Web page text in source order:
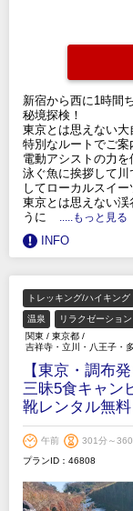
新宿から西に1時間
秘境探検！
東京とは思えない
特別なルートでご案
電動アシストの力
泳ぐ魚に挨拶して
してローカルスイー
東京とは思えない
うに
.....もっと見る
INFO
トレッキング/ハイキング
温泉
リラクゼーショ
関東 / 東京都 /
吉祥寺・立川・八王子・
【東京・調布
三昧5食キャン
靴レンタル無料
午前 301分～
プランID：46808